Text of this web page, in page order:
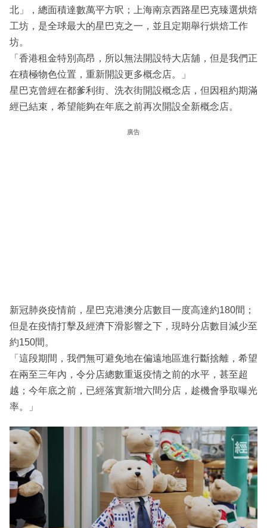
北」，總面積達數萬平方呎；上海南京西路星巴克臻選烘焙
工坊，是全球最大的星巴克之一，並且定期舉行烘焙工作
坊。
「香港租金特別高昂，所以無法開設特大店舖，但是我們正
在積極物色位置，重新開設更多概念店。」
星巴克曾經在都爹利街、洗衣街開設概念店，但因租約期滿
經已結束，希望能夠在年底之前再次開設全新概念店。
廣告
新冠肺炎疫情前，星巴克港澳分店數目一度高達約180間；
但是在疫情打擊及經濟下滑影響之下，現時分店數目減少至
約150間。
「這段期間，我們無可避免地在偏遠地區進行斷捨離，希望
在兩至三年內，令分店總數重返疫情之前的水平，甚至超
越；今年底之前，已經落實新增六間分店，趁機會爭取曝光
率。」